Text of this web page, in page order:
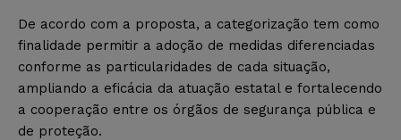
De acordo com a proposta, a categorização tem como
finalidade permitir a adoção de medidas diferenciadas
conforme as particularidades de cada situação,
ampliando a eficácia da atuação estatal e fortalecendo
a cooperação entre os órgãos de segurança pública e
de proteção.